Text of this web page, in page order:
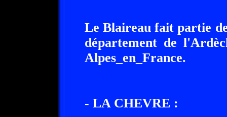
Le Blaireau fait partie
département de
Alpes_en_France.
- LA CHEVRE :